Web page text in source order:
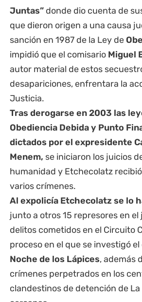
Juntas” donde dio cuenta de
que dieron origen a una causa
sanción en 1987 de la Ley de
impidió que el comisario Miguel
autor material de estos
desapariciones, enfrentara la
Justicia.
Tras derogarse en 2003 las
Obediencia Debida y Punto
dictados por el expresidente
Menem, se iniciaron los juicios
humanidad y Etchecolatz
varios crímenes.
Al expolicía Etchecolatz se lo
junto a otros 15 represores en el
delitos cometidos en el Circuito
proceso en el que se investigó el
Noche de los Lápices, además
crímenes perpetrados en los
clandestinos de detención de